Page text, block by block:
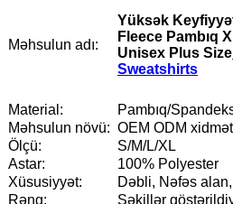
Məhsulun adı:
Yüksək
Fleece Pambıq
Unisex Plus Size
Sweatshirts
Material:
Pambıq/
Məhsulun növü: OEM ODM
Ölçü:
S/M/L/XL
Astar:
100% Polyester
Xüsusiyyət:
Dəbli, Nəfəs alan,
Rəng:
Şəkillər